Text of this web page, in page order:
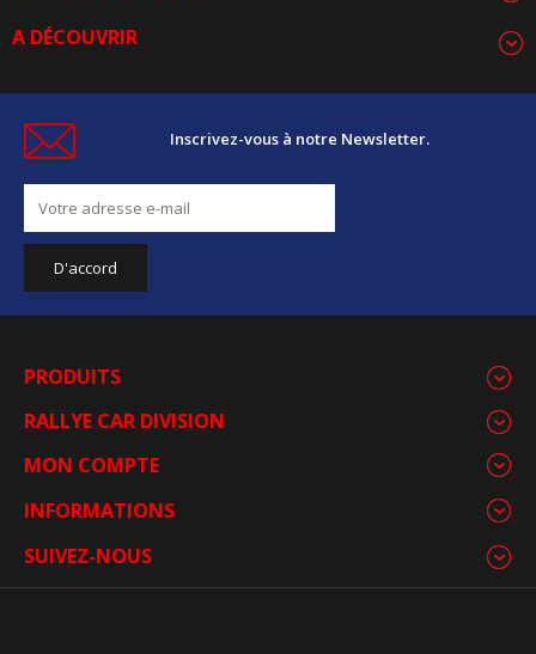
A DÉCOUVRIR
Inscrivez-vous à notre Newsletter.
PRODUITS
RALLYE CAR DIVISION
MON COMPTE
INFORMATIONS
SUIVEZ-NOUS